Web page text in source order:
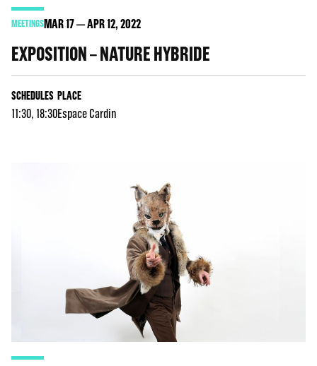
MEETINGSMAR17 APR12, 2022
EXPOSITION – NATURE HYBRIDE
SCHEDULES
11:30, 18:30
PLACE
Espace Cardin